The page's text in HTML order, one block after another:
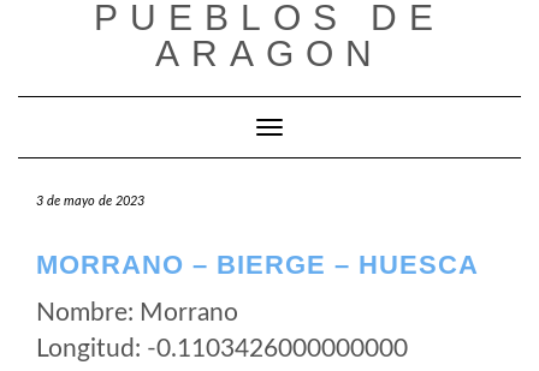
PUEBLOS DE
ARAGON
Cambiar modo de navegación
3 de mayo de 2023
MORRANO – BIERGE – HUESCA
Nombre: Morrano
Longitud: -0.1103426000000000